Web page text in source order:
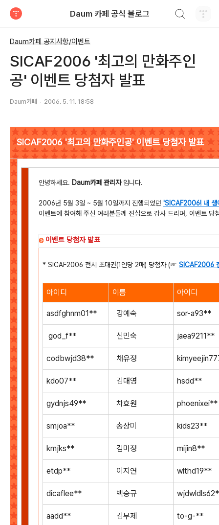
Daum 카페 공식 블로그
Daum카페 공지사항/이벤트
SICAF2006 '최고의 만화주인
공' 이벤트 당첨자 발표
Daum카페 2006. 5. 11. 18:58
SICAF2006 '최고의 만화주인공' 이벤트 당첨자 발표
안녕하세요. Daum카페 관리자입니다.
2006년 5월 3일 ~ 5월 10일까지 진행되었던 'SICAF2006! 내 생
이벤트에 참여해 주신 여러분들께 진심으로 감사 드리며, 이벤트 당
이벤트 당첨자 발표
* SICAF2006 전시 초대권(1인당 2매) 당첨자 (☞ SICAF2006
아이디 이름 아이디
asdfghnm01** 강예숙 sor-a93**
god_f** 신민숙 jaea9211**
codbwjd38** 채유정
kdo07** 김대영 hsdd**
gydnjs49** 차효원 phoenixei**
smjoa** 송상미 kids23**
kmjks** 김미정 mijin8**
etdp** 이지연 wlthd19**
dicaflee** 백승규
aadd** 김무제 to-g-**